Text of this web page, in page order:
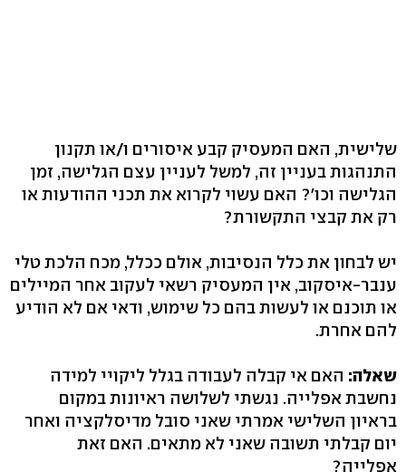
שלישית, האם המעסיק קבע איסורים ו/או תקנון
התנהגות בעניין זה, למשל לעניין עצם הגלישה, זמן
הגלישה וכו'? האם עשוי לקרוא את תכני ההודעות או
רק את קבצי התקשורת?
יש לבחון את כלל הנסיבות, אולם ככלל, מכח הלכת טלי
ענבר-איסקוב, אין המעסיק רשאי לעקוב אחר המיילים
או תוכנם או לעשות בהם כל שימוש, ודאי אם לא הודיע
להם אחרת.
שאלה: האם אי קבלה לעבודה בגלל ליקויי למידה
נחשבת אפלייה. נגשתי לשלושה ראיונות במקום
בראיון השלישי אמרתי שאני סובל מדיסלקציה ואחר
יום קבלתי תשובה שאני לא מתאים. האם זאת
אפלייה?